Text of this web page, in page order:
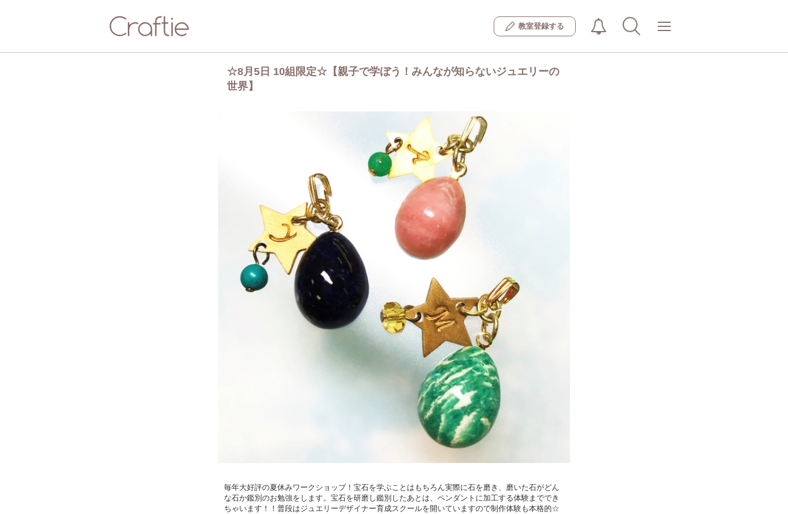
教室登録する
☆8月5日 10組限定☆【親子で学ぼう！みんなが知らないジュエリーの
世界】
毎年大好評の夏休みワークショップ！宝石を学ぶことはもちろん実際に石を磨き、磨いた石がどん
な石か鑑別のお勉強をします。宝石を研磨し鑑別したあとは、ペンダントに加工する体験まででき
ちゃいます！！普段はジュエリーデザイナー育成スクールを開いていますので制作体験も本格的☆